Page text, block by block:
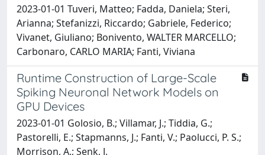
2023-01-01 Tuveri, Matteo; Fadda, Daniela; Steri,
Arianna; Stefanizzi, Riccardo; Gabriele, Federico;
Vivanet, Giuliano; Bonivento, WALTER MARCELLO;
Carbonaro, CARLO MARIA; Fanti, Viviana
Runtime Construction of Large-Scale
Spiking Neuronal Network Models on
GPU Devices
2023-01-01 Golosio, B.; Villamar, J.; Tiddia, G.;
Pastorelli, E.; Stapmanns, J.; Fanti, V.; Paolucci, P. S.;
Morrison, A.; Senk, J.